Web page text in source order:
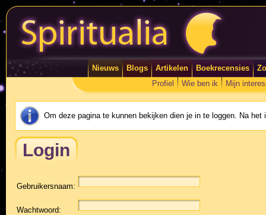
Nieuws Blogs Artikelen Boekrecensies
Profiel
Wie ben ik Mijn
Om deze pagina te kunnen bekijken dien je in te loggen. Na
Login
Gebruikersnaam:
Wachtwoord: